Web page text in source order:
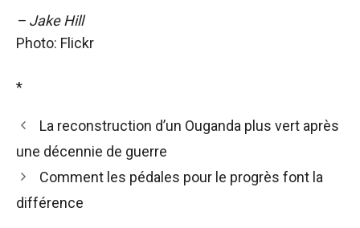
– Jake Hill
Photo: Flickr
*
La reconstruction d’un Ouganda plus vert après
une décennie de guerre
Comment les pédales pour le progrès font la
différence